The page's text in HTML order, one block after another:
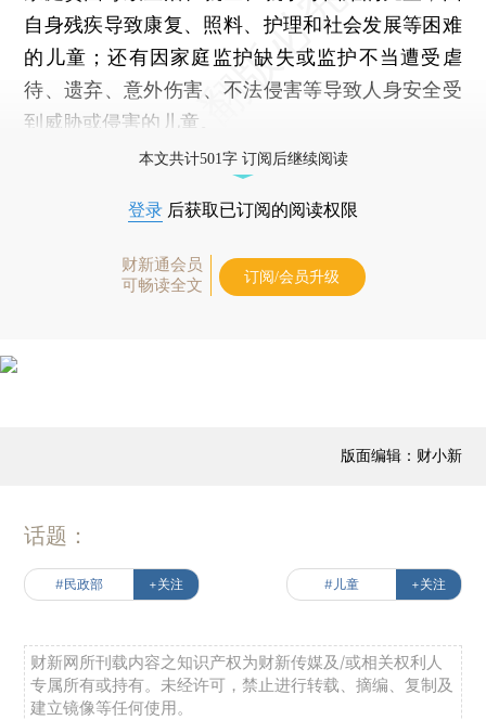
自身残疾导致康复、照料、护理和社会发展等困难
的儿童；还有因家庭监护缺失或监护不当遭受虐
待、遗弃、意外伤害、不法侵害等导致人身安全受
到威胁或侵害的儿童。
本文共计501字 订阅后继续阅读
登录 后获取已订阅的阅读权限
财新通会员
可畅读全文
订阅/会员升级
版面编辑：财小新
话题：
#民政部 +关注 #儿童 +关注
财新网所刊载内容之知识产权为财新传媒及/或相关权利人
专属所有或持有。未经许可，禁止进行转载、摘编、复制及
建立镜像等任何使用。